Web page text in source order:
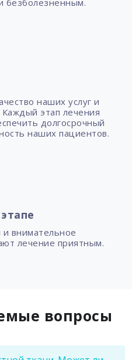
наших услуг и
этап лечения
долгосрочный
наших пациентов.
внимательное
лечение приятным.
вопросы